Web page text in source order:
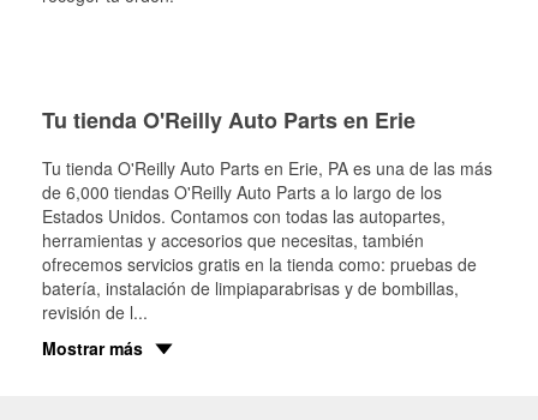
Tu tienda O'Reilly Auto Parts en Erie
Tu tienda O'Reilly Auto Parts en Erie, PA es una de las más
de 6,000 tiendas O'Reilly Auto Parts a lo largo de los
Estados Unidos. Contamos con todas las autopartes,
herramientas y accesorios que necesitas, también
ofrecemos servicios gratis en la tienda como: pruebas de
batería, instalación de limpiaparabrisas y de bombillas,
revisión de l...
Mostrar más